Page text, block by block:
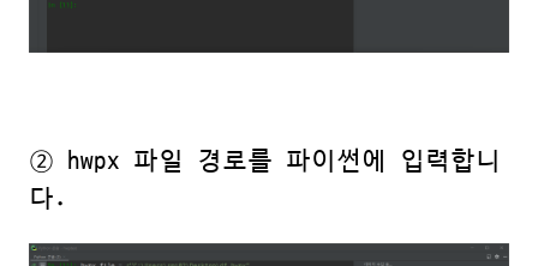
② hwpx 파일 경로를 파이썬에 입력합니
다.